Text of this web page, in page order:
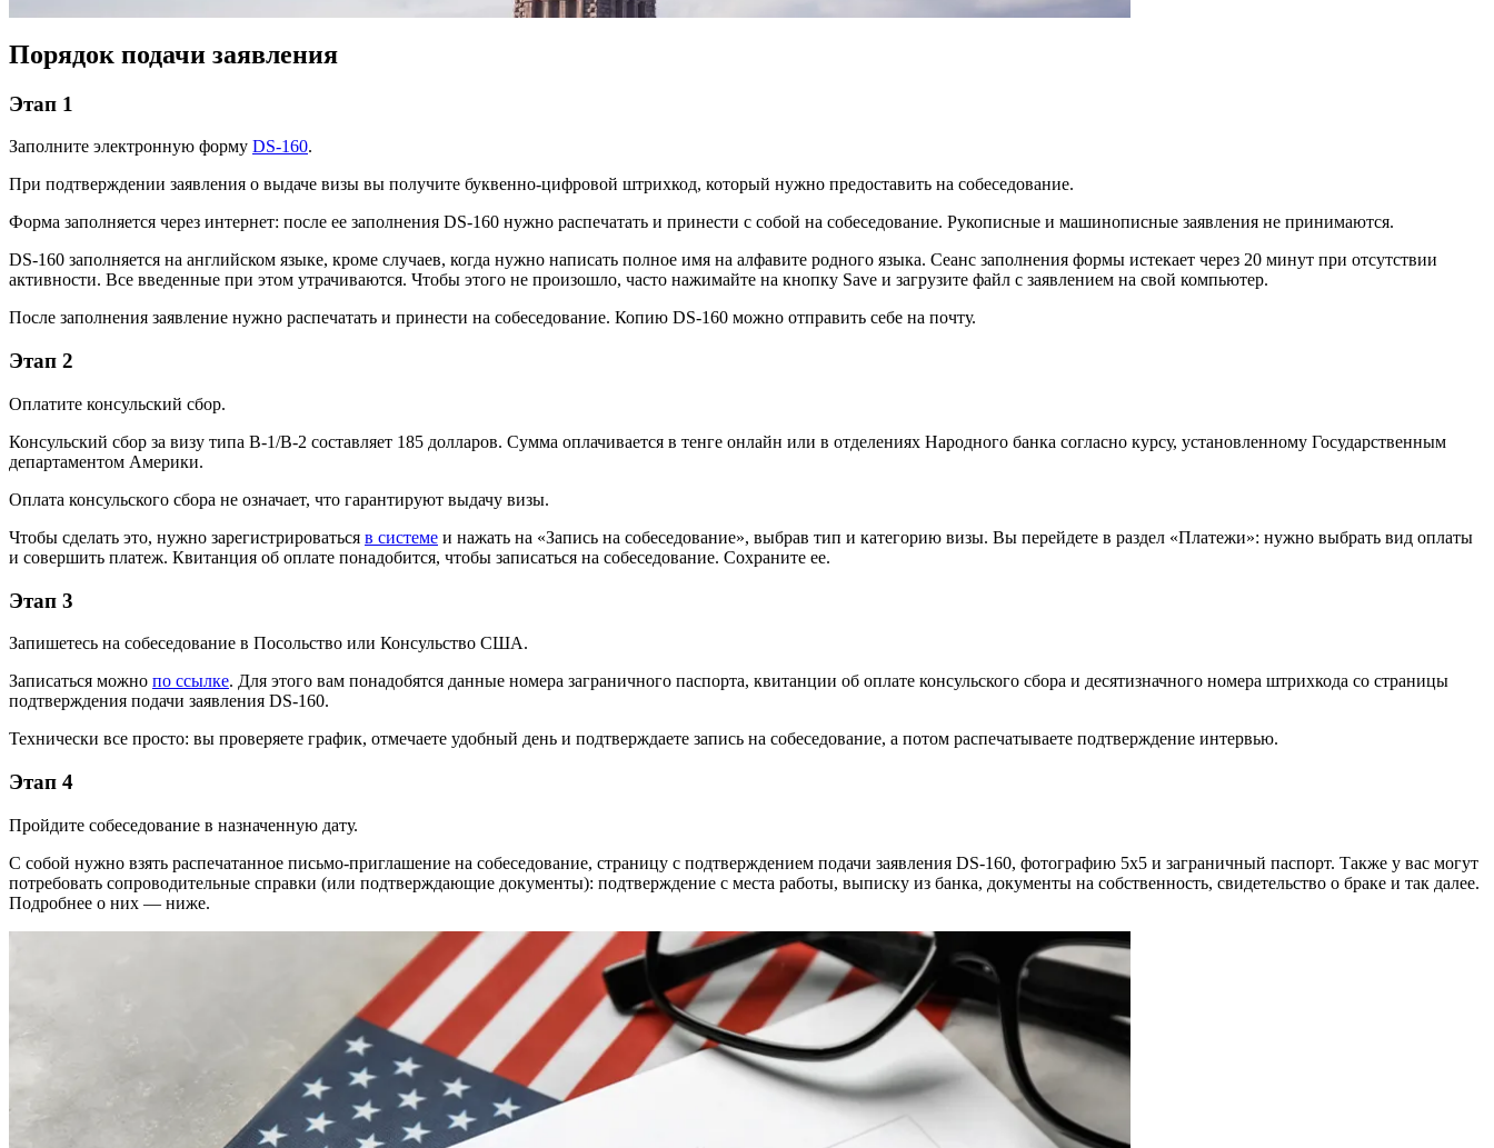
Порядок подачи заявления
Этап 1
Заполните электронную форму DS-160.
При подтверждении заявления о выдаче визы вы получите буквенно-цифровой штрихкод, который нужно предоставить на собеседование.
Форма заполняется через интернет: после ее заполнения DS-160 нужно распечатать и принести с собой на собеседование. Рукописные и машинописные заявления не принимаются.
DS-160 заполняется на английском языке, кроме случаев, когда нужно написать полное имя на алфавите родного языка. Сеанс заполнения формы истекает через 20 минут при отсутствии
активности. Все введенные при этом утрачиваются. Чтобы этого не произошло, часто нажимайте на кнопку Save и загрузите файл с заявлением на свой компьютер.
После заполнения заявление нужно распечатать и принести на собеседование. Копию DS-160 можно отправить себе на почту.
Этап 2
Оплатите консульский сбор.
Консульский сбор за визу типа B-1/B-2 составляет 185 долларов. Сумма оплачивается в тенге онлайн или в отделениях Народного банка согласно курсу, установленному Государственным
департаментом Америки.
Оплата консульского сбора не означает, что гарантируют выдачу визы.
Чтобы сделать это, нужно зарегистрироваться в системе и нажать на «Запись на собеседование», выбрав тип и категорию визы. Вы перейдете в раздел «Платежи»: нужно выбрать вид оплаты
и совершить платеж. Квитанция об оплате понадобится, чтобы записаться на собеседование. Сохраните ее.
Этап 3
Запишетесь на собеседование в Посольство или Консульство США.
Записаться можно по ссылке. Для этого вам понадобятся данные номера заграничного паспорта, квитанции об оплате консульского сбора и десятизначного номера штрихкода со страницы
подтверждения подачи заявления DS-160.
Технически все просто: вы проверяете график, отмечаете удобный день и подтверждаете запись на собеседование, а потом распечатываете подтверждение интервью.
Этап 4
Пройдите собеседование в назначенную дату.
С собой нужно взять распечатанное письмо-приглашение на собеседование, страницу с подтверждением подачи заявления DS-160, фотографию 5x5 и заграничный паспорт. Также у вас могут
потребовать сопроводительные справки (или подтверждающие документы): подтверждение с места работы, выписку из банка, документы на собственность, свидетельство о браке и так далее.
Подробнее о них — ниже.